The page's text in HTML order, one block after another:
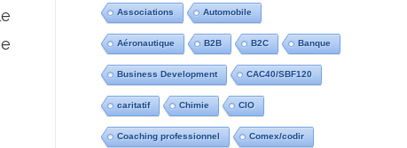
Associations Automobile
Aéronautique B2B B2C Banque
Business Development CAC40/SBF120
caritatif Chimie CIO
Coaching professionnel Comex/codir